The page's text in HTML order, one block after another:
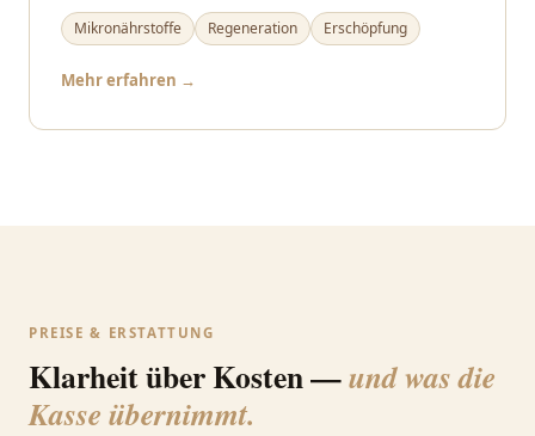
Mikronährstoffe Regeneration Erschöpfung
Mehr erfahren →
PREISE & ERSTATTUNG
Klarheit über Kosten —und was die
Kasse übernimmt.